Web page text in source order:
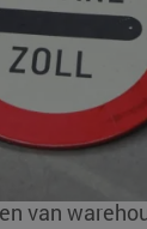
warehousing
Als AEO-
zorgen wij
van